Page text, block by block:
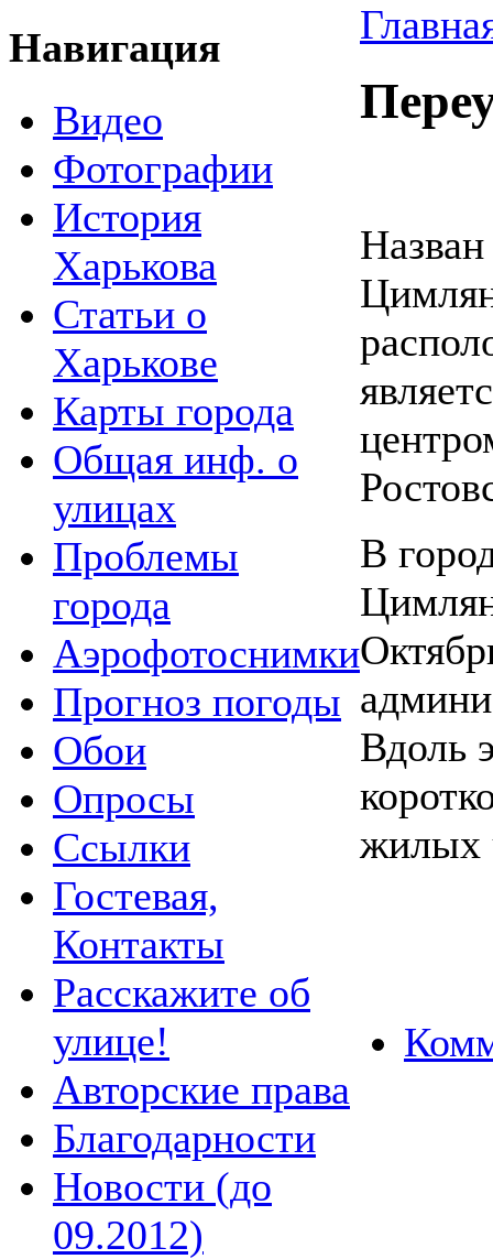
Навигация
Видео
Фотографии
История
Харькова
Статьи о
Харькове
Карты города
Общая инф. о
улицах
Проблемы
города
Аэрофотоснимки
Прогноз погоды
Обои
Опросы
Ссылки
Гостевая,
Контакты
Расскажите об
улице!
Авторские права
Благодарности
Новости (до
09.2012)
Назван
В
Вдоль
жилых